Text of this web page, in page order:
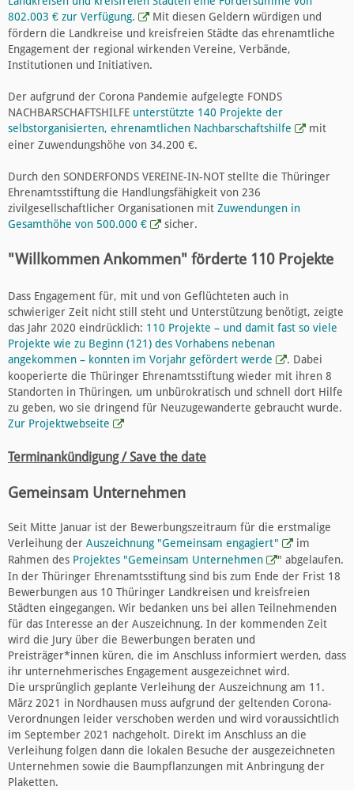
802.003 € zur Verfügung.
Mit diesen Geldern würdigen und
fördern die Landkreise und kreisfreien Städte das ehrenamtliche
Engagement der regional wirkenden Vereine, Verbände,
Institutionen und Initiativen.
Der aufgrund der Corona Pandemie aufgelegte FONDS
NACHBARSCHAFTSHILFE unterstützte 140 Projekte der
selbstorganisierten, ehrenamtlichen Nachbarschaftshilfe
mit
einer Zuwendungshöhe von 34.200 €.
Durch den SONDERFONDS VEREINE-IN-NOT stellte die Thüringer
Ehrenamtsstiftung die Handlungsfähigkeit von 236
zivilgesellschaftlicher Organisationen mit Zuwendungen in
Gesamthöhe von 500.000 €
sicher.
"Willkommen Ankommen" förderte 110 Projekte
Dass Engagement für, mit und von Geflüchteten auch in
schwieriger Zeit nicht still steht und Unterstützung benötigt, zeigte
das Jahr 2020 eindrücklich: 110 Projekte – und damit fast so viele
Projekte wie zu Beginn (121) des Vorhabens nebenan
angekommen – konnten im Vorjahr gefördert werde
. Dabei
kooperierte die Thüringer Ehrenamtsstiftung wieder mit ihren 8
Standorten in Thüringen, um unbürokratisch und schnell dort Hilfe
zu geben, wo sie dringend für Neuzugewanderte gebraucht wurde.
Zur Projektwebseite
Terminankündigung / Save the date
Gemeinsam Unternehmen
Seit Mitte Januar ist der Bewerbungszeitraum für die erstmalige
Verleihung der Auszeichnung "Gemeinsam engagiert"
im
Rahmen des Projektes "Gemeinsam Unternehmen
" abgelaufen.
In der Thüringer Ehrenamtsstiftung sind bis zum Ende der Frist 18
Bewerbungen aus 10 Thüringer Landkreisen und kreisfreien
Städten eingegangen. Wir bedanken uns bei allen Teilnehmenden
für das Interesse an der Auszeichnung. In der kommenden Zeit
wird die Jury über die Bewerbungen beraten und
Preisträger*innen küren, die im Anschluss informiert werden, dass
ihr unternehmerisches Engagement ausgezeichnet wird.
Die ursprünglich geplante Verleihung der Auszeichnung am 11.
März 2021 in Nordhausen muss aufgrund der geltenden Corona-
Verordnungen leider verschoben werden und wird voraussichtlich
im September 2021 nachgeholt. Direkt im Anschluss an die
Verleihung folgen dann die lokalen Besuche der ausgezeichneten
Unternehmen sowie die Baumpflanzungen mit Anbringung der
Plaketten.